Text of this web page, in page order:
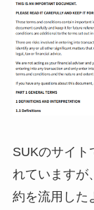
SUKのサイト
れていますが
約を流用した